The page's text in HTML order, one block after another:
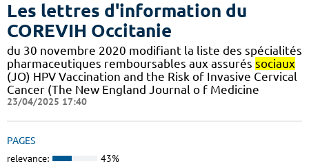
Les lettres d'information du
COREVIH Occitanie
du 30 novembre 2020 modifiant la liste des spécialités
pharmaceutiques remboursables aux assurés sociaux
(JO) HPV Vaccination and the Risk of Invasive Cervical
Cancer (The New England Journal o f Medicine
23/04/2025 17:40
PAGES
relevance: 43%